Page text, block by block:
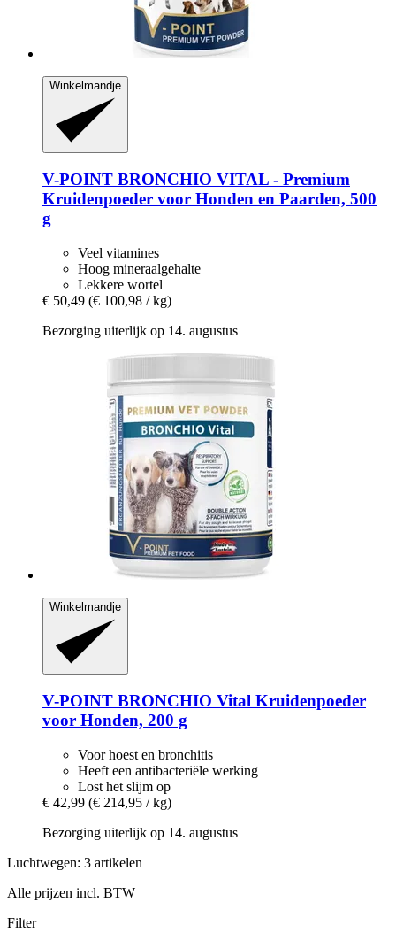
Winkelmandje
V-POINT BRONCHIO VITAL -​ Premium
Kruidenpoeder voor Honden en Paarden, 500
g
Veel vitamines
Hoog mineraalgehalte
Lekkere wortel
€ 50,49 (€ 100,98 / kg)
Bezorging uiterlijk op 14. augustus
Winkelmandje
V-POINT BRONCHIO Vital Kruidenpoeder
voor Honden, 200 g
Voor hoest en bronchitis
Heeft een antibacteriële werking
Lost het slijm op
€ 42,99 (€ 214,95 / kg)
Bezorging uiterlijk op 14. augustus
Luchtwegen: 3 artikelen
Alle prijzen incl. BTW
Filter